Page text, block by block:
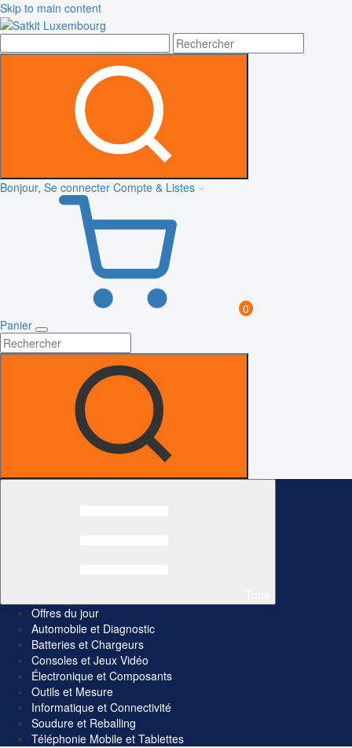
Skip to main content
Bonjour, Se connecter Compte & Listes
0
Panier
Offres du jour
Automobile et Diagnostic
Batteries et Chargeurs
Consoles et Jeux Vidéo
Électronique et Composants
Outils et Mesure
Informatique et Connectivité
Soudure et Reballing
Téléphonie Mobile et Tablettes